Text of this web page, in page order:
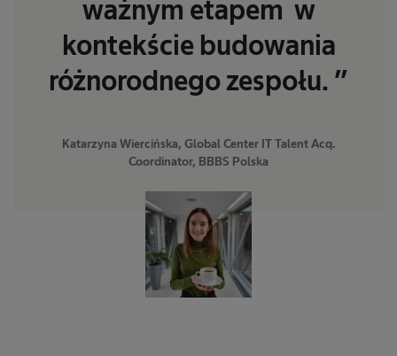
ważnym etapem w
kontekście budowania
różnorodnego zespołu. ”
Katarzyna Wiercińska, Global Center IT Talent Acq.
Coordinator, BBBS Polska